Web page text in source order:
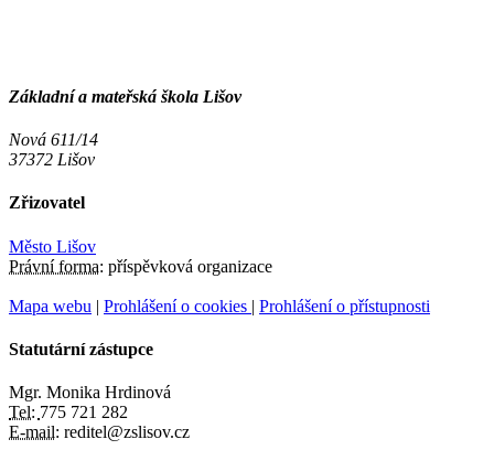
Základní a mateřská škola Lišov
Nová 611/14
37372 Lišov
Zřizovatel
Město Lišov
Právní forma: příspěvková organizace
Mapa webu | Prohlášení o cookies | Prohlášení o přístupnosti
Statutární zástupce
Mgr. Monika Hrdinová
Tel: 775 721 282
E-mail: reditel@zslisov.cz